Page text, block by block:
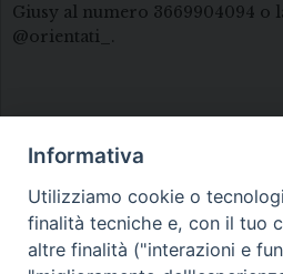
Giusy al numero 3669904094 o
@orientati_.
Informativa
Utilizziamo cookie o
finalità tecniche e, con il tuo
altre finalità ("interazioni e